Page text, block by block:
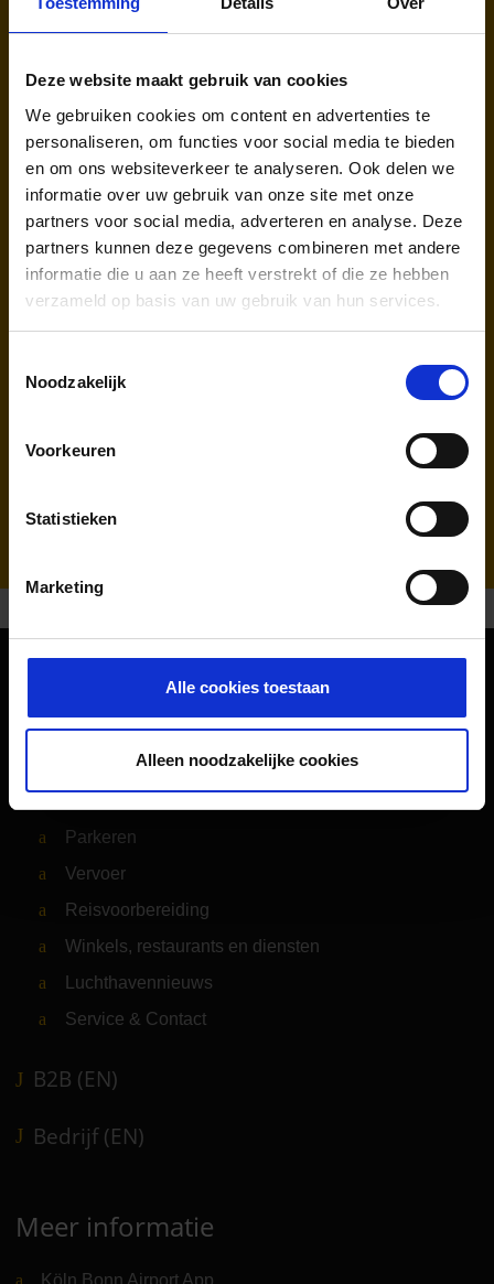
Deze website maakt gebruik van cookies
We gebruiken cookies om content en advertenties te
personaliseren, om functies voor social media te bieden
en om ons websiteverkeer te analyseren. Ook delen we
informatie over uw gebruik van onze site met onze
partners voor social media, adverteren en analyse. Deze
partners kunnen deze gegevens combineren met andere
informatie die u aan ze heeft verstrekt of die ze hebben
verzameld op basis van uw gebruik van hun services.
Noodzakelijk
Voorkeuren
Statistieken
Marketing
Alle cookies toestaan
Alleen noodzakelijke cookies
Eurowings (EW)
Afhandelaar & Traceren van bagage:
Ryanair (FR, RK)
Passagiers
Parkeren
Vervoer
Reisvoorbereiding
Winkels, restaurants en diensten
Luchthavennieuws
Service & Contact
B2B (EN)
Bedrijf (EN)
Meer informatie
Köln Bonn Airport App